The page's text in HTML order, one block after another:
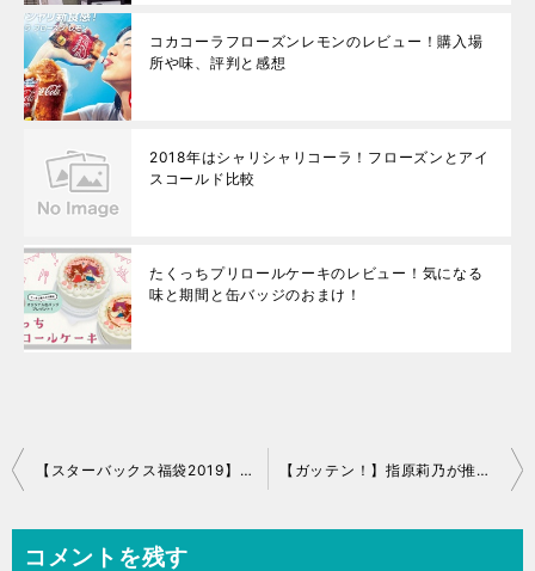
コカコーラフローズンレモンのレビュー！購入場
所や味、評判と感想
2018年はシャリシャリコーラ！フローズンとアイ
スコールド比較
たくっちプリロールケーキのレビュー！気になる
味と期間と缶バッジのおまけ！
投
稿
ナ
ビ
【スターバックス福袋2019】予約方法と裏技！中身ネタバレまとめ 【ガッテン！】指原莉乃が推す福岡のピーマン炒め！ニイハオポンユウの駐車場は？
コメントを残す